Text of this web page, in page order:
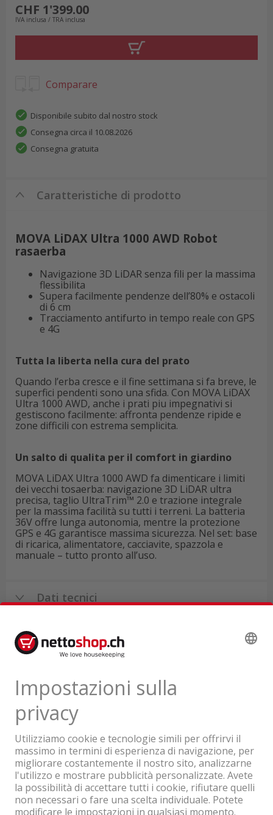
CHF 1'399.00
IVA inclusa / TRA inclusa
Comparare
Disponibile subito dal nostro stock
Consegna circa il 10.08.2026
Consegna gratuita
Caratteristiche di prodotto
MOVA LiDAX Ultra 1000 AWD Robot
rasaerba
Navigazione 3D LiDAR senza fili per la massima
flessibilita
Supera facilmente pendenze dell’80% e ostacoli
di 6 cm
Tracciamento antifurto in tempo reale con GPS
e 4G
Tutta la liberta nella cura del prato
Quando l’erba cresce e il fine settimana si fa breve, le
superfici pendenti sono una sfida. Con MOVA LiDAX
Ultra 1000 AWD, anche i prati piu impegnativi si
gestiscono facilmente: affronta pendenze ripide e
zone difficili con estrema semplicita.
Un salto di qualita per il comfort in giardino
MOVA LiDAX Ultra 1000 AWD fa dimenticare i limiti
dei vecchi tosaerba: navigazione 3D LiDAR ultra
precisa, taglio UltraTrim™ 2.0 e trazione integrale
per la massima facilità su tutti i terreni. La batteria
36V offre lunga autonomia, mentre la protezione
GPS e 4G garantisce massima sicurezza. Nel set: base
di ricarica, alimentatore, cacciavite, spazzola e
manuale – tutto pronto all’uso.
Dati tecnici
Un'azienda del Gruppo Coop